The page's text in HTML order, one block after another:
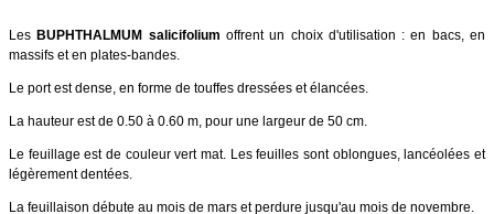
Les BUPHTHALMUM salicifolium offrent un choix d'utilisation : en bacs, en
massifs et en plates-bandes.
Le port est dense, en forme de touffes dressées et élancées.
La hauteur est de 0.50 à 0.60 m, pour une largeur de 50 cm.
Le feuillage est de couleur vert mat. Les feuilles sont oblongues, lancéolées et
légèrement dentées.
La feuillaison débute au mois de mars et perdure jusqu'au mois de novembre.